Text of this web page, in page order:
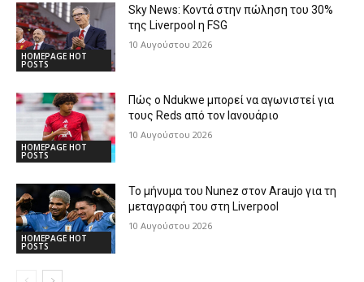
HOMEPAGE HOT
POSTS
Sky News: Κοντά στην πώληση του 30%
της Liverpool η FSG
10 Αυγούστου 2026
HOMEPAGE HOT
POSTS
Πώς ο Ndukwe μπορεί να αγωνιστεί για
τους Reds από τον Ιανουάριο
10 Αυγούστου 2026
HOMEPAGE HOT
POSTS
Το μήνυμα του Nunez στον Araujo για τη
μεταγραφή του στη Liverpool
10 Αυγούστου 2026